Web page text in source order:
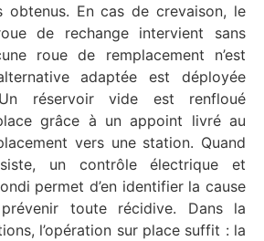
obtenus. En cas de crevaison, le
de rechange intervient sans
roue de remplacement n’est
adaptée est déployée
Un réservoir vide est renfloué
grâce à un appoint livré au
vers une station. Quand
un contrôle électrique et
permet d’en identifier la cause
toute récidive. Dans la
l’opération sur place suffit : la